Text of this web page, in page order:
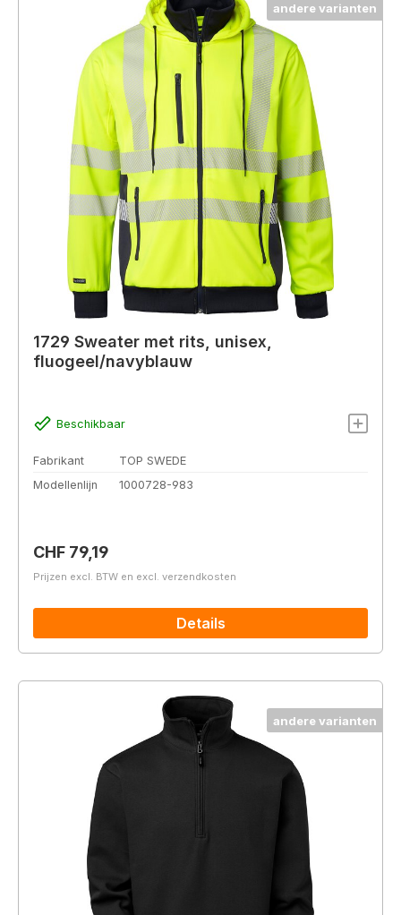
andere varianten
1729 Sweater met rits, unisex,
fluogeel/navyblauw
Beschikbaar
Fabrikant
TOP SWEDE
Modellenlijn
1000728-983
Normale prijs:
CHF 79,19
Prijzen excl. BTW en excl. verzendkosten
Details
andere varianten